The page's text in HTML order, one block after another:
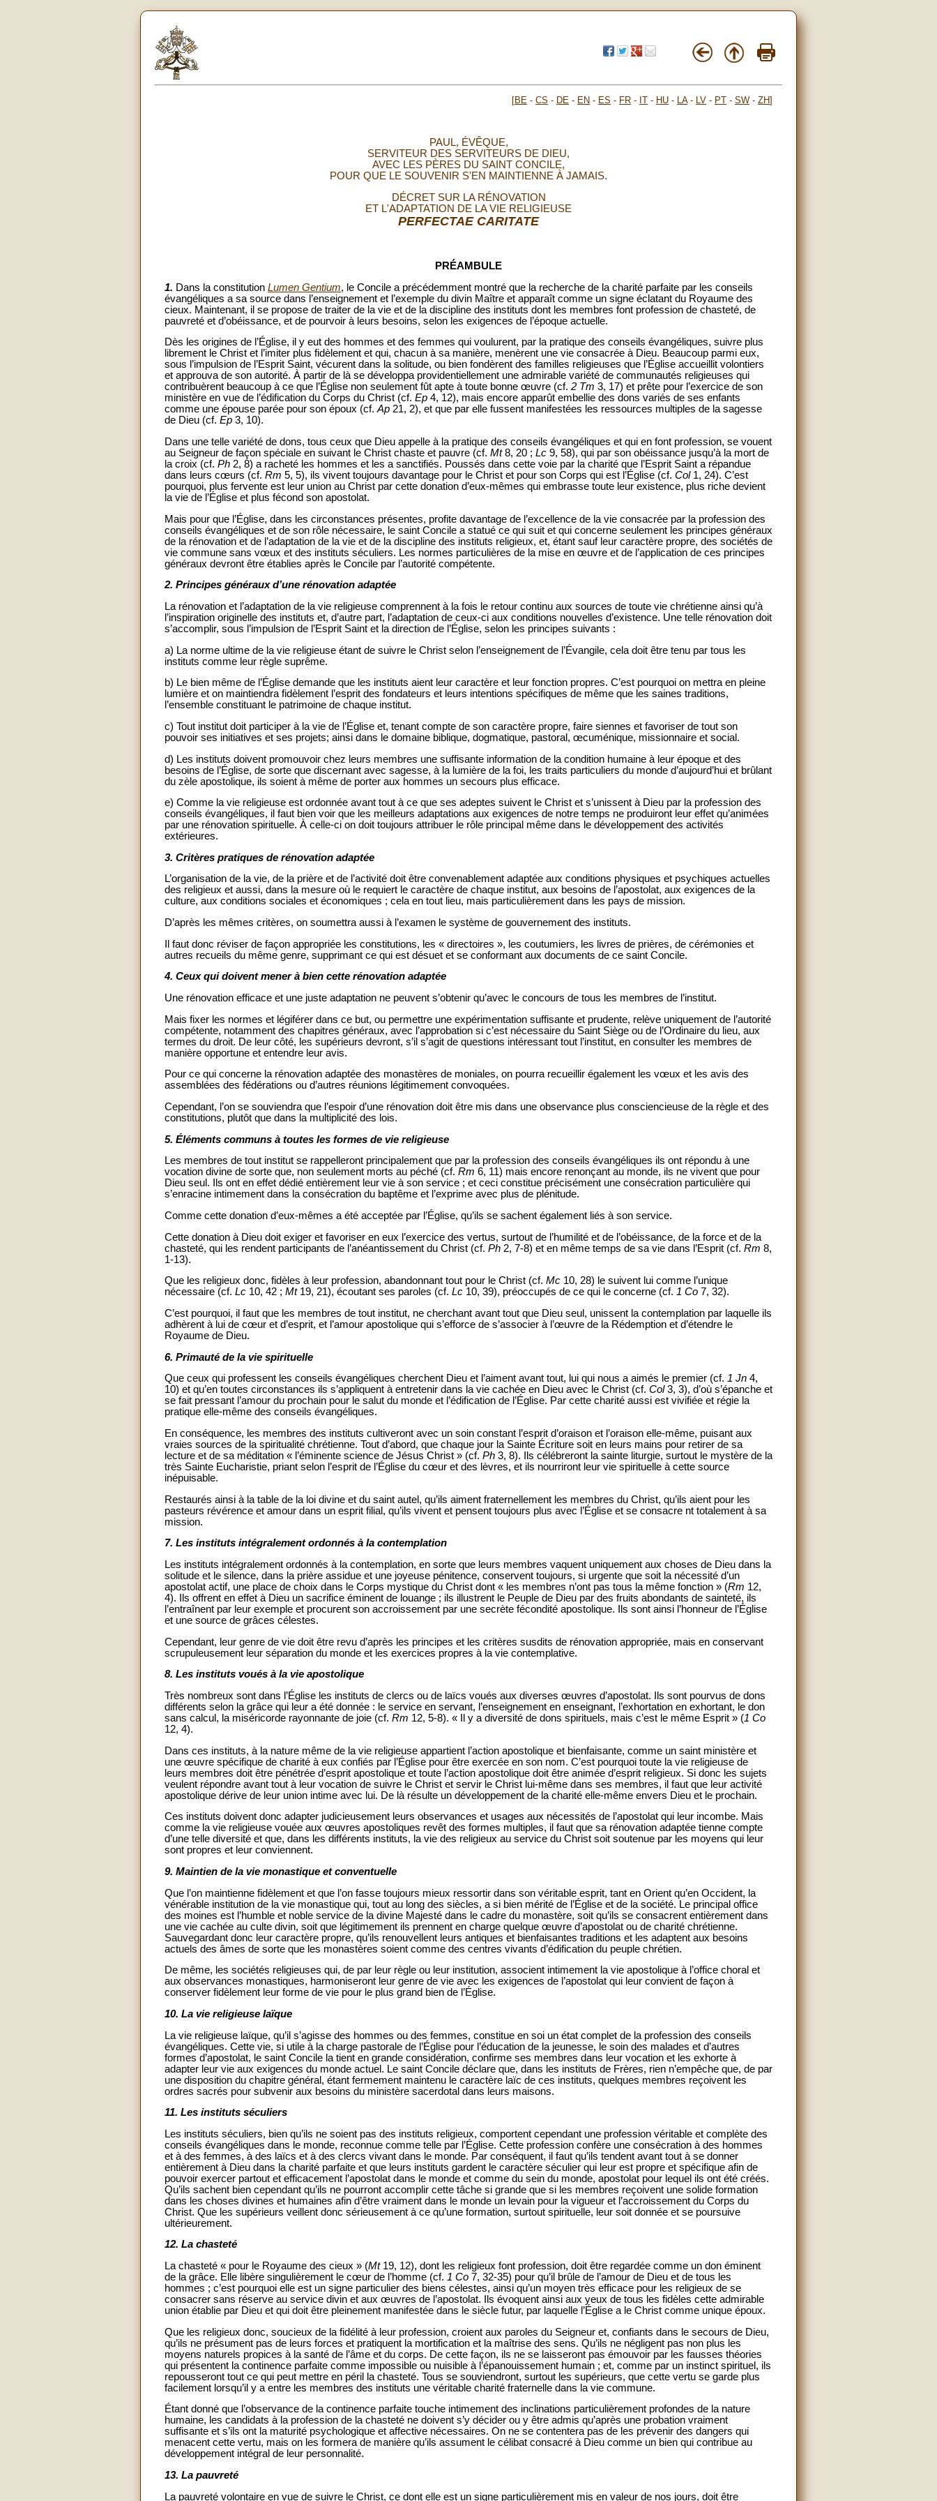
[BE - CS - DE - EN - ES - FR - IT - HU - LA- LV - PT - SW - ZH]
PAUL, ÉVÊQUE,
SERVITEUR DES SERVITEURS DE DIEU,
AVEC LES PÈRES DU SAINT CONCILE,
POUR QUE LE SOUVENIR S'EN MAINTIENNE À JAMAIS.
DÉCRET SUR LA RÉNOVATION
ET L'ADAPTATION DE LA VIE RELIGIEUSE
PERFECTAE CARITATE
PRÉAMBULE
1. Dans la constitution Lumen Gentium, le Concile a précédemment montré que la recherche de la charité parfaite par les conseils
évangéliques a sa source dans l’enseignement et l’exemple du divin Maître et apparaît comme un signe éclatant du Royaume des
cieux. Maintenant, il se propose de traiter de la vie et de la discipline des instituts dont les membres font profession de chasteté, de
pauvreté et d’obéissance, et de pourvoir à leurs besoins, selon les exigences de l’époque actuelle.
Dès les origines de l’Église, il y eut des hommes et des femmes qui voulurent, par la pratique des conseils évangéliques, suivre plus
librement le Christ et l’imiter plus fidèlement et qui, chacun à sa manière, menèrent une vie consacrée à Dieu. Beaucoup parmi eux,
sous l’impulsion de l’Esprit Saint, vécurent dans la solitude, ou bien fondèrent des familles religieuses que l’Église accueillit volontiers
et approuva de son autorité. À partir de là se développa providentiellement une admirable variété de communautés religieuses qui
contribuèrent beaucoup à ce que l’Église non seulement fût apte à toute bonne œuvre (cf. 2 Tm 3, 17) et prête pour l’exercice de son
ministère en vue de l’édification du Corps du Christ (cf. Ep 4, 12), mais encore apparût embellie des dons variés de ses enfants
comme une épouse parée pour son époux (cf.Ap 21, 2), et que par elle fussent manifestées les ressources multiples de la sagesse
de Dieu (cf. Ep 3, 10).
Dans une telle variété de dons, tous ceux que Dieu appelle à la pratique des conseils évangéliques et qui en font profession, se vouent
au Seigneur de façon spéciale en suivant le Christ chaste et pauvre (cf. Mt8, 20 ; Lc 9, 58), qui par son obéissance jusqu’à la mort de
la croix (cf. Ph 2, 8) a racheté les hommes et les a sanctifiés. Poussés dans cette voie par la charité que l’Esprit Saint a répandue
dans leurs cœurs (cf. Rm 5, 5), ils vivent toujours davantage pour le Christ et pour son Corps qui est l’Église (cf. Col1, 24). C’est
pourquoi, plus fervente est leur union au Christ par cette donation d’eux-mêmes qui embrasse toute leur existence, plus riche devient
la vie de l’Église et plus fécond son apostolat.
Mais pour que l’Église, dans les circonstances présentes, profite davantage de l’excellence de la vie consacrée par la profession des
conseils évangéliques et de son rôle nécessaire, le saint Concile a statué ce qui suit et qui concerne seulement les principes généraux
de la rénovation et de l’adaptation de la vie et de la discipline des instituts religieux, et, étant sauf leur caractère propre, des sociétés de
vie commune sans vœux et des instituts séculiers. Les normes particulières de la mise en œuvre et de l’application de ces principes
généraux devront être établies après le Concile par l’autorité compétente.
2. Principes généraux d’une rénovation adaptée
La rénovation et l’adaptation de la vie religieuse comprennent à la fois le retour continu aux sources de toute vie chrétienne ainsi qu’à
l’inspiration originelle des instituts et, d’autre part, l’adaptation de ceux-ci aux conditions nouvelles d’existence. Une telle rénovation doit
s’accomplir, sous l’impulsion de l’Esprit Saint et la direction de l’Église, selon les principes suivants :
a) La norme ultime de la vie religieuse étant de suivre le Christ selon l’enseignement de l’Évangile, cela doit être tenu par tous les
instituts comme leur règle suprême.
b) Le bien même de l’Église demande que les instituts aient leur caractère et leur fonction propres. C’est pourquoi on mettra en pleine
lumière et on maintiendra fidèlement l’esprit des fondateurs et leurs intentions spécifiques de même que les saines traditions,
l’ensemble constituant le patrimoine de chaque institut.
c) Tout institut doit participer à la vie de l’Église et, tenant compte de son caractère propre, faire siennes et favoriser de tout son
pouvoir ses initiatives et ses projets; ainsi dans le domaine biblique, dogmatique, pastoral, œcuménique, missionnaire et social.
d) Les instituts doivent promouvoir chez leurs membres une suffisante information de la condition humaine à leur époque et des
besoins de l’Église, de sorte que discernant avec sagesse, à la lumière de la foi, les traits particuliers du monde d’aujourd’hui et brûlant
du zèle apostolique, ils soient à même de porter aux hommes un secours plus efficace.
e) Comme la vie religieuse est ordonnée avant tout à ce que ses adeptes suivent le Christ et s’unissent à Dieu par la profession des
conseils évangéliques, il faut bien voir que les meilleurs adaptations aux exigences de notre temps ne produiront leur effet qu’animées
par une rénovation spirituelle. À celle-ci on doit toujours attribuer le rôle principal même dans le développement des activités
extérieures.
3. Critères pratiques de rénovation adaptée
L’organisation de la vie, de la prière et de l’activité doit être convenablement adaptée aux conditions physiques et psychiques actuelles
des religieux et aussi, dans la mesure où le requiert le caractère de chaque institut, aux besoins de l’apostolat, aux exigences de la
culture, aux conditions sociales et économiques ; cela en tout lieu, mais particulièrement dans les pays de mission.
D’après les mêmes critères, on soumettra aussi à l’examen le système de gouvernement des instituts.
Il faut donc réviser de façon appropriée les constitutions, les « directoires », les coutumiers, les livres de prières, de cérémonies et
autres recueils du même genre, supprimant ce qui est désuet et se conformant aux documents de ce saint Concile.
4. Ceux qui doivent mener à bien cette rénovation adaptée
Une rénovation efficace et une juste adaptation ne peuvent s’obtenir qu’avec le concours de tous les membres de l’institut.
Mais fixer les normes et légiférer dans ce but, ou permettre une expérimentation suffisante et prudente, relève uniquement de l’autorité
compétente, notamment des chapitres généraux, avec l’approbation si c’est nécessaire du Saint Siège ou de l’Ordinaire du lieu, aux
termes du droit. De leur côté, les supérieurs devront, s’il s’agit de questions intéressant tout l’institut, en consulter les membres de
manière opportune et entendre leur avis.
Pour ce qui concerne la rénovation adaptée des monastères de moniales, on pourra recueillir également les vœux et les avis des
assemblées des fédérations ou d’autres réunions légitimement convoquées.
Cependant, l’on se souviendra que l’espoir d’une rénovation doit être mis dans une observance plus consciencieuse de la règle et des
constitutions, plutôt que dans la multiplicité des lois.
5. Éléments communs à toutes les formes de vie religieuse
Les membres de tout institut se rappelleront principalement que par la profession des conseils évangéliques ils ont répondu à une
vocation divine de sorte que, non seulement morts au péché (cf. Rm 6, 11) mais encore renonçant au monde, ils ne vivent que pour
Dieu seul. Ils ont en effet dédié entièrement leur vie à son service ; et ceci constitue précisément une consécration particulière qui
s’enracine intimement dans la consécration du baptême et l’exprime avec plus de plénitude.
Comme cette donation d’eux-mêmes a été acceptée par l’Église, qu’ils se sachent également liés à son service.
Cette donation à Dieu doit exiger et favoriser en eux l’exercice des vertus, surtout de l’humilité et de l’obéissance, de la force et de la
chasteté, qui les rendent participants de l’anéantissement du Christ (cf. Ph 2, 7-8) et en même temps de sa vie dans l’Esprit (cf. Rm 8,
1-13).
Que les religieux donc, fidèles à leur profession, abandonnant tout pour le Christ (cf. Mc 10, 28) le suivent lui comme l’unique
nécessaire (cf. Lc 10, 42 ; Mt 19, 21), écoutant ses paroles (cf. Lc 10, 39), préoccupés de ce qui le concerne (cf. 1 Co 7, 32).
C’est pourquoi, il faut que les membres de tout institut, ne cherchant avant tout que Dieu seul, unissent la contemplation par laquelle ils
adhèrent à lui de cœur et d’esprit, et l’amour apostolique qui s’efforce de s’associer à l’œuvre de la Rédemption et d’étendre le
Royaume de Dieu.
6. Primauté de la vie spirituelle
Que ceux qui professent les conseils évangéliques cherchent Dieu et l’aiment avant tout, lui qui nous a aimés le premier (cf. 1 Jn 4,
10) et qu’en toutes circonstances ils s’appliquent à entretenir dans la vie cachée en Dieu avec le Christ (cf. Col3, 3), d’où s’épanche et
se fait pressant l’amour du prochain pour le salut du monde et l’édification de l’Église. Par cette charité aussi est vivifiée et régie la
pratique elle-même des conseils évangéliques.
En conséquence, les membres des instituts cultiveront avec un soin constant l’esprit d’oraison et l’oraison elle-même, puisant aux
vraies sources de la spiritualité chrétienne. Tout d’abord, que chaque jour la Sainte Écriture soit en leurs mains pour retirer de sa
lecture et de sa méditation « l’éminente science de Jésus Christ » (cf. Ph 3, 8). Ils célébreront la sainte liturgie, surtout le mystère de la
très Sainte Eucharistie, priant selon l’esprit de l’Église du cœur et des lèvres, et ils nourriront leur vie spirituelle à cette source
inépuisable.
Restaurés ainsi à la table de la loi divine et du saint autel, qu’ils aiment fraternellement les membres du Christ, qu’ils aient pour les
pasteurs révérence et amour dans un esprit filial, qu’ils vivent et pensent toujours plus avec l’Église et se consacre nt totalement à sa
mission.
7. Les instituts intégralement ordonnés à la contemplation
Les instituts intégralement ordonnés à la contemplation, en sorte que leurs membres vaquent uniquement aux choses de Dieu dans la
solitude et le silence, dans la prière assidue et une joyeuse pénitence, conservent toujours, si urgente que soit la nécessité d’un
apostolat actif, une place de choix dans le Corps mystique du Christ dont « les membres n’ont pas tous la même fonction » (Rm 12,
4). Ils offrent en effet à Dieu un sacrifice éminent de louange ; ils illustrent le Peuple de Dieu par des fruits abondants de sainteté, ils
l’entraînent par leur exemple et procurent son accroissement par une secrète fécondité apostolique. Ils sont ainsi l’honneur de l’Église
et une source de grâces célestes.
Cependant, leur genre de vie doit être revu d’après les principes et les critères susdits de rénovation appropriée, mais en conservant
scrupuleusement leur séparation du monde et les exercices propres à la vie contemplative.
8. Les instituts voués à la vie apostolique
Très nombreux sont dans l’Église les instituts de clercs ou de laïcs voués aux diverses œuvres d’apostolat. Ils sont pourvus de dons
différents selon la grâce qui leur a été donnée : le service en servant, l’enseignement en enseignant, l’exhortation en exhortant, le don
sans calcul, la miséricorde rayonnante de joie (cf. Rm 12, 5-8). « Il y a diversité de dons spirituels, mais c’est le même Esprit » (1 Co
12, 4).
Dans ces instituts, à la nature même de la vie religieuse appartient l’action apostolique et bienfaisante, comme un saint ministère et
une œuvre spécifique de charité à eux confiés par l’Église pour être exercée en son nom. C’est pourquoi toute la vie religieuse de
leurs membres doit être pénétrée d’esprit apostolique et toute l’action apostolique doit être animée d’esprit religieux. Si donc les sujets
veulent répondre avant tout à leur vocation de suivre le Christ et servir le Christ lui-même dans ses membres, il faut que leur activité
apostolique dérive de leur union intime avec lui. De là résulte un développement de la charité elle-même envers Dieu et le prochain.
Ces instituts doivent donc adapter judicieusement leurs observances et usages aux nécessités de l’apostolat qui leur incombe. Mais
comme la vie religieuse vouée aux œuvres apostoliques revêt des formes multiples, il faut que sa rénovation adaptée tienne compte
d’une telle diversité et que, dans les différents instituts, la vie des religieux au service du Christ soit soutenue par les moyens qui leur
sont propres et leur conviennent.
9. Maintien de la vie monastique et conventuelle
Que l’on maintienne fidèlement et que l’on fasse toujours mieux ressortir dans son véritable esprit, tant en Orient qu’en Occident, la
vénérable institution de la vie monastique qui, tout au long des siècles, a si bien mérité de l’Église et de la société. Le principal office
des moines est l’humble et noble service de la divine Majesté dans le cadre du monastère, soit qu’ils se consacrent entièrement dans
une vie cachée au culte divin, soit que légitimement ils prennent en charge quelque œuvre d’apostolat ou de charité chrétienne.
Sauvegardant donc leur caractère propre, qu’ils renouvellent leurs antiques et bienfaisantes traditions et les adaptent aux besoins
actuels des âmes de sorte que les monastères soient comme des centres vivants d’édification du peuple chrétien.
De même, les sociétés religieuses qui, de par leur règle ou leur institution, associent intimement la vie apostolique à l’office choral et
aux observances monastiques, harmoniseront leur genre de vie avec les exigences de l’apostolat qui leur convient de façon à
conserver fidèlement leur forme de vie pour le plus grand bien de l’Église.
10. La vie religieuse laïque
La vie religieuse laïque, qu’il s’agisse des hommes ou des femmes, constitue en soi un état complet de la profession des conseils
évangéliques. Cette vie, si utile à la charge pastorale de l’Église pour l’éducation de la jeunesse, le soin des malades et d’autres
formes d’apostolat, le saint Concile la tient en grande considération, confirme ses membres dans leur vocation et les exhorte à
adapter leur vie aux exigences du monde actuel. Le saint Concile déclare que, dans les instituts de Frères, rien n’empêche que, de par
une disposition du chapitre général, étant fermement maintenu le caractère laïc de ces instituts, quelques membres reçoivent les
ordres sacrés pour subvenir aux besoins du ministère sacerdotal dans leurs maisons.
11. Les instituts séculiers
Les instituts séculiers, bien qu’ils ne soient pas des instituts religieux, comportent cependant une profession véritable et complète des
conseils évangéliques dans le monde, reconnue comme telle par l’Église. Cette profession confère une consécration à des hommes
et à des femmes, à des laïcs et à des clercs vivant dans le monde. Par conséquent, il faut qu’ils tendent avant tout à se donner
entièrement à Dieu dans la charité parfaite et que leurs instituts gardent le caractère séculier qui leur est propre et spécifique afin de
pouvoir exercer partout et efficacement l’apostolat dans le monde et comme du sein du monde, apostolat pour lequel ils ont été créés.
Qu’ils sachent bien cependant qu’ils ne pourront accomplir cette tâche si grande que si les membres reçoivent une solide formation
dans les choses divines et humaines afin d’être vraiment dans le monde un levain pour la vigueur et l’accroissement du Corps du
Christ. Que les supérieurs veillent donc sérieusement à ce qu’une formation, surtout spirituelle, leur soit donnée et se poursuive
ultérieurement.
12. La chasteté
La chasteté « pour le Royaume des cieux » (Mt19, 12), dont les religieux font profession, doit être regardée comme un don éminent
de la grâce. Elle libère singulièrement le cœur de l’homme (cf. 1 Co 7, 32-35) pour qu’il brûle de l’amour de Dieu et de tous les
hommes ; c’est pourquoi elle est un signe particulier des biens célestes, ainsi qu’un moyen très efficace pour les religieux de se
consacrer sans réserve au service divin et aux œuvres de l’apostolat. Ils évoquent ainsi aux yeux de tous les fidèles cette admirable
union établie par Dieu et qui doit être pleinement manifestée dans le siècle futur, par laquelle l’Église a le Christ comme unique époux.
Que les religieux donc, soucieux de la fidélité à leur profession, croient aux paroles du Seigneur et, confiants dans le secours de Dieu,
qu’ils ne présument pas de leurs forces et pratiquent la mortification et la maîtrise des sens. Qu’ils ne négligent pas non plus les
moyens naturels propices à la santé de l’âme et du corps. De cette façon, ils ne se laisseront pas émouvoir par les fausses théories
qui présentent la continence parfaite comme impossible ou nuisible à l’épanouissement humain ; et, comme par un instinct spirituel, ils
repousseront tout ce qui peut mettre en péril la chasteté. Tous se souviendront, surtout les supérieurs, que cette vertu se garde plus
facilement lorsqu’il y a entre les membres des instituts une véritable charité fraternelle dans la vie commune.
Étant donné que l’observance de la continence parfaite touche intimement des inclinations particulièrement profondes de la nature
humaine, les candidats à la profession de la chasteté ne doivent s’y décider ou y être admis qu’après une probation vraiment
suffisante et s’ils ont la maturité psychologique et affective nécessaires. On ne se contentera pas de les prévenir des dangers qui
menacent cette vertu, mais on les formera de manière qu’ils assument le célibat consacré à Dieu comme un bien qui contribue au
développement intégral de leur personnalité.
13. La pauvreté
La pauvreté volontaire en vue de suivre le Christ, ce dont elle est un signe particulièrement mis en valeur de nos jours, doit être